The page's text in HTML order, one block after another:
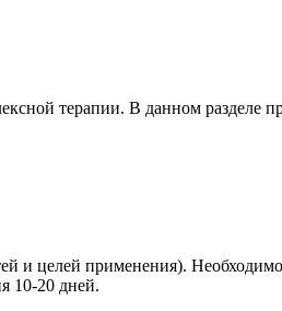
терапии. В данном разделе
и целей применения). Необходимо
10-20 дней.